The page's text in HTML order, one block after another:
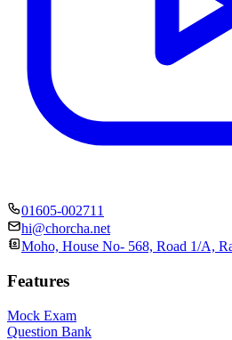
01605-002711
hi@chorcha.net
Moho, House No- 568, Road 1/A,
Features
Mock Exam
Question Bank